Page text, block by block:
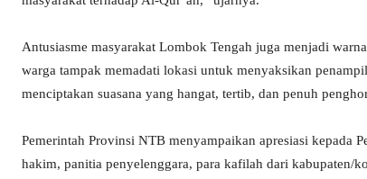
Antusiasme masyarakat Lombok Tengah juga menjadi
warga tampak memadati lokasi untuk menyaksikan
menciptakan suasana yang hangat, tertib, dan penuh
Pemerintah Provinsi NTB menyampaikan apresiasi kepada
hakim, panitia penyelenggara, para kafilah dari kabupaten/